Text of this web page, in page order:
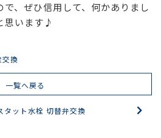
、ぜひ信用して、何かありまし
思います♪
交換
一覧へ戻る
タット水栓 切替弁交換